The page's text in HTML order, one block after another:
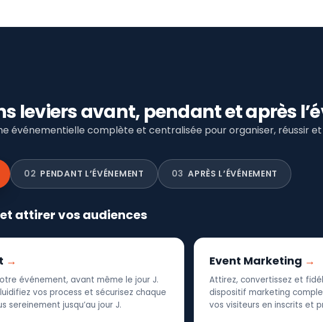
leviers avant, pendant et après
événementielle complète et centralisée pour organiser, réussir
02 PENDANT L’ÉVÉNEMENT 03 APRÈS L’ÉVÉNEMENT
attirer vos audiences
événement, avant même le jour J.
vos process et sécurisez chaque
sereinement jusqu’au jour J.
Event Marketing
Attirez, convertissez et
dispositif marketing
vos visiteurs en inscrits et